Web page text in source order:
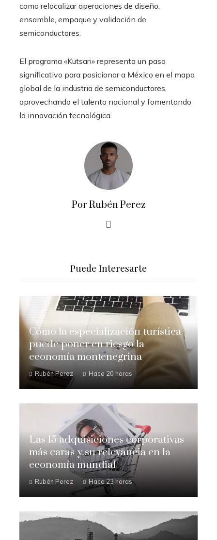
como relocalizar operaciones de diseño,
ensamble, empaque y validación de
semiconductores.
El programa «Kutsari» representa un paso
significativo para posicionar a México en el mapa
global de la industria de semiconductores,
aprovechando el talento nacional y fomentando
la innovación tecnológica.
Por Rubén Perez
Puede Interesarte
Cómo la especialización turística
puede poner en riesgo la
economía montenegrina
Rubén Perez Hace 20 horas
Las 15 adquisiciones corporativas
más caras y su relevancia en la
economía mundial
Rubén Perez Hace 23 horas